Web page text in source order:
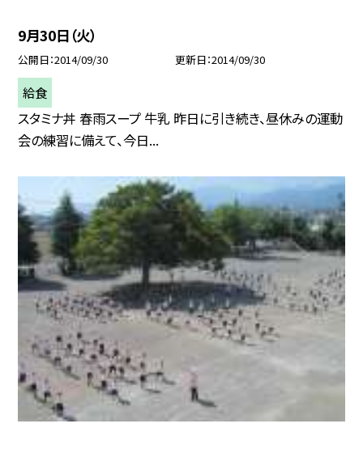
9月30日（火）
公開日 2014/09/30 更新日 2014/09/30
給食
スタミナ丼 春雨スープ 牛乳 昨日に引き続き、昼休みの運動
会の練習に備えて、今日...